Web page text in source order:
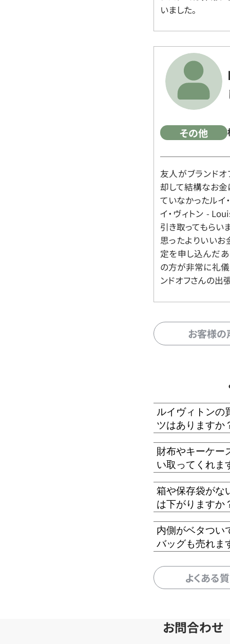
いました。
その他
友人がブランド
却して結構なお金
ていなかったルイ
イ・ヴィトン -
引き取ってもらい
思ったよりいいお
定を申し込んだ
の方が非常に礼儀
ンドオフさんの出
お客様
ルイヴィトンの
ツはありますか
財布やキーケー
い取ってくれま
箱や保存袋がな
は下がりますか
内側がベタつい
バッグも売れま
よくある
お問合わせ